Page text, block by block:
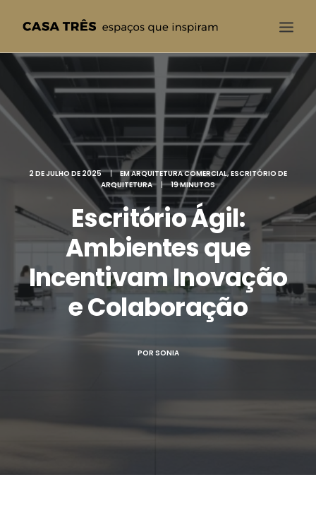
CASA TRÊS
QUEM SOMOS
SOLUÇÕES
PROJETOS
CONTATO
2 DE JULHO DE 2025 | EMARQUITETURA COMERCIAL,ESCRITÓRIO DE
ARQUITETURA
| 19 MINUTOS
Escritório Ágil:
Ambientes que
Incentivam Inovação
e Colaboração
POR SONIA